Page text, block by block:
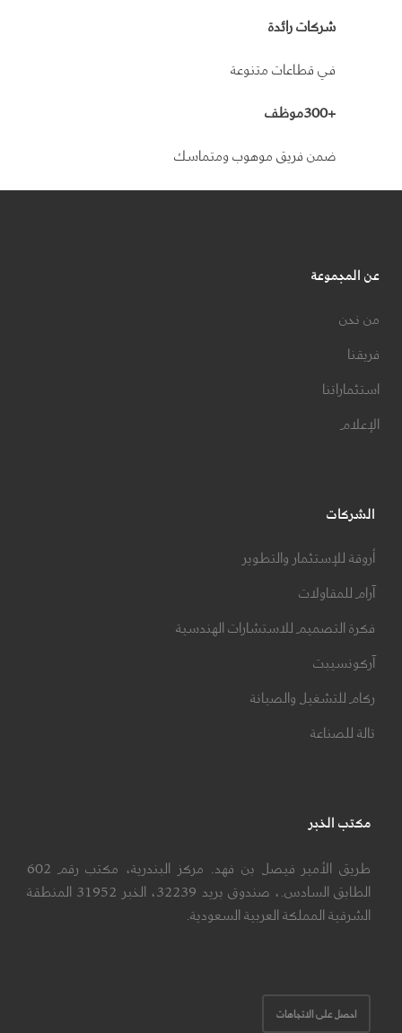
شركات رائدة
في قطاعات متنوعة
+300
موظف
ضمن فريق موهوب ومتماسك
عن المجموعة
من نحن
فريقنا
استثماراتنا
الإعلام
الشركات
أروقة للإستثمار والتطوير
آرام للمقاولات
فكرة التصميم للاستشارات الهندسية
آركونسيبت
ركام للتشغيل والصيانة
تالة للصناعة
مكتب الخبر
طريق الأمير فيصل بن فهد. مركز البندرية، مكتب رقم 602
الطابق السادس.، صندوق بريد 32239، الخبر 31952 المنطقة
الشرقية المملكة العربية السعودية.
احصل على الاتجاهات